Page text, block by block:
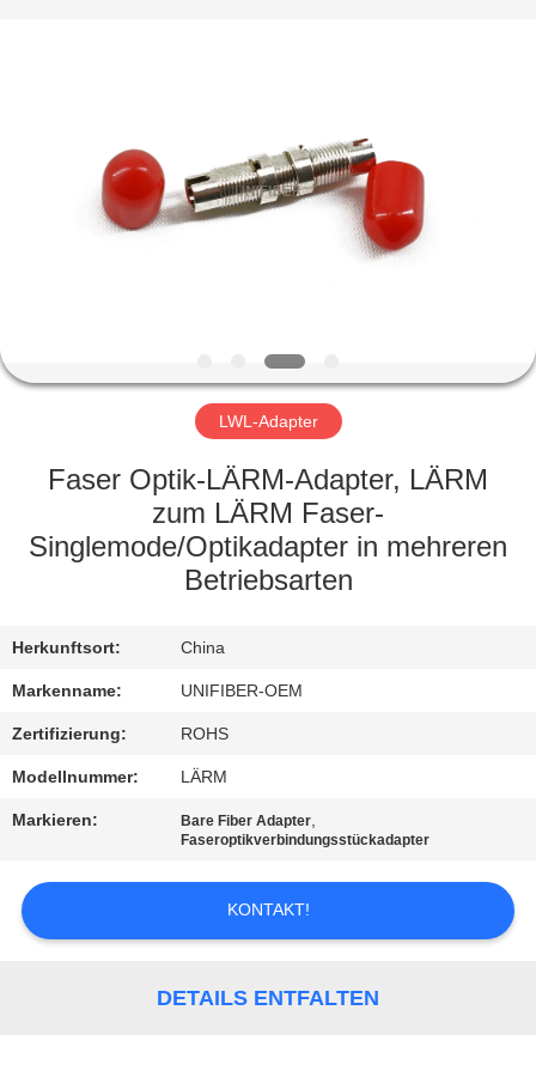
PRODUKTE
FABRIK-
QUALITÄTSKONTROLLE
MIT
UNS
IN
VERBINDUNG
NACHRICHTEN
FORDERN
LWL-Adapter
Faser Optik-LÄRM-Adapter, LÄRM
zum LÄRM Faser-
Singlemode/Optikadapter in mehreren
Betriebsarten
Herkunftsort: China
Markenname: UNIFIBER-OEM
Zertifizierung: ROHS
Modellnummer: LÄRM
Markieren: Bare Fiber Adapter,
Faseroptikverbindungsstückadapter
KONTAKT!
DETAILS ENTFALTEN